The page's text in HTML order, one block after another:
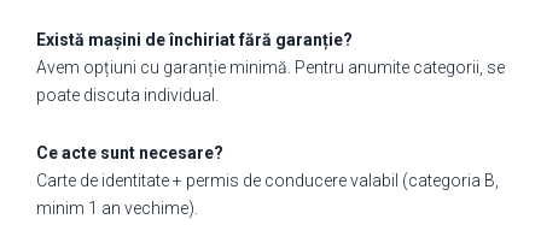
Există mașini de închiriat fără garanție?
Avem opțiuni cu garanție minimă. Pentru anumite categorii, se
poate discuta individual.
Ce acte sunt necesare?
Carte de identitate + permis de conducere valabil (categoria B,
minim 1 an vechime).